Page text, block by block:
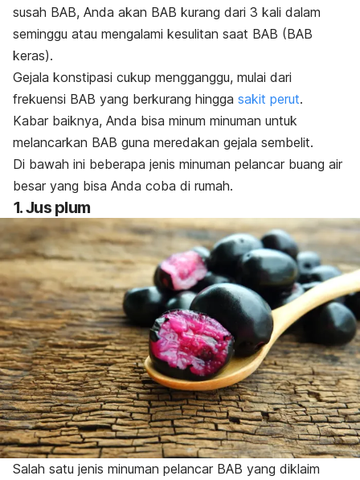
susah BAB, Anda akan BAB kurang dari 3 kali dalam
seminggu atau mengalami kesulitan saat BAB (BAB
keras).
Gejala konstipasi cukup mengganggu, mulai dari
frekuensi BAB yang berkurang hingga sakit perut.
Kabar baiknya, Anda bisa minum minuman untuk
melancarkan BAB guna meredakan gejala sembelit.
Di bawah ini beberapa jenis minuman pelancar buang air
besar yang bisa Anda coba di rumah.
1. Jus plum
Salah satu jenis minuman pelancar BAB yang diklaim